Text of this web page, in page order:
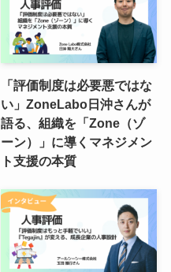
「評価制度は必要悪ではな
い」ZoneLabo日沖さんが
語る、組織を「Zone（ゾ
ーン）」に導くマネジメン
ト支援の本質